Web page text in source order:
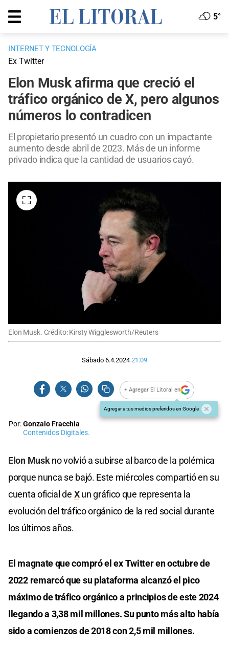
5°
INTERNET Y TECNOLOGÍA
Ex Twitter
Elon Musk afirma que creció el
tráfico orgánico de X, pero algunos
números lo contradicen
El propietario presentó un cuadro con un impactante
aumento desde abril de 2023. Más de un informe
privado indica que la cantidad de usuarios cayó.
Elon Musk. Crédito: Kirsty Wigglesworth/Reuters
Sábado 6.4.2024 21:09
+ Agregar El Litoral en
Agregar a tus medios preferidos en Google
Por:Gonzalo Fracchia
Contenidos Digitales.
Elon Muskno volvió a subirse al barco de la polémica
porque nunca se bajó. Este miércoles compartió en su
cuenta oficial de Xun gráfico que representa la
evolución del tráfico orgánico de la red social durante
los últimos años.
El magnate que compró el ex Twitter en octubre de
2022 remarcó que su plataforma alcanzó el pico
máximo de tráfico orgánico a principios de este 2024
llegando a 3,38 mil millones. Su punto más alto había
sido a comienzos de 2018 con 2,5 mil millones.